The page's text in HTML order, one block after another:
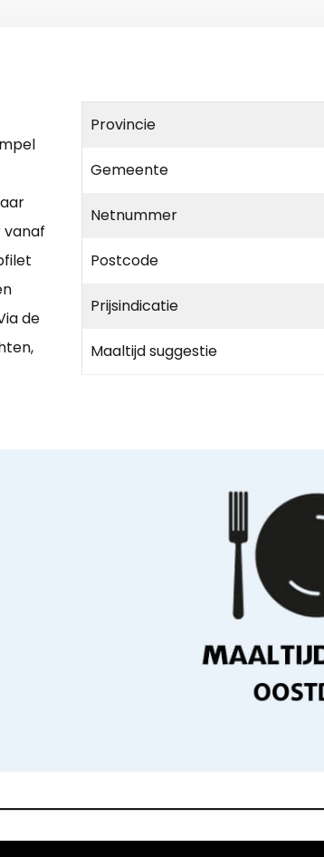
vanaf
de
Provincie
Gemeente
Netnummer
Postcode
Prijsindicatie
Maaltijd suggestie